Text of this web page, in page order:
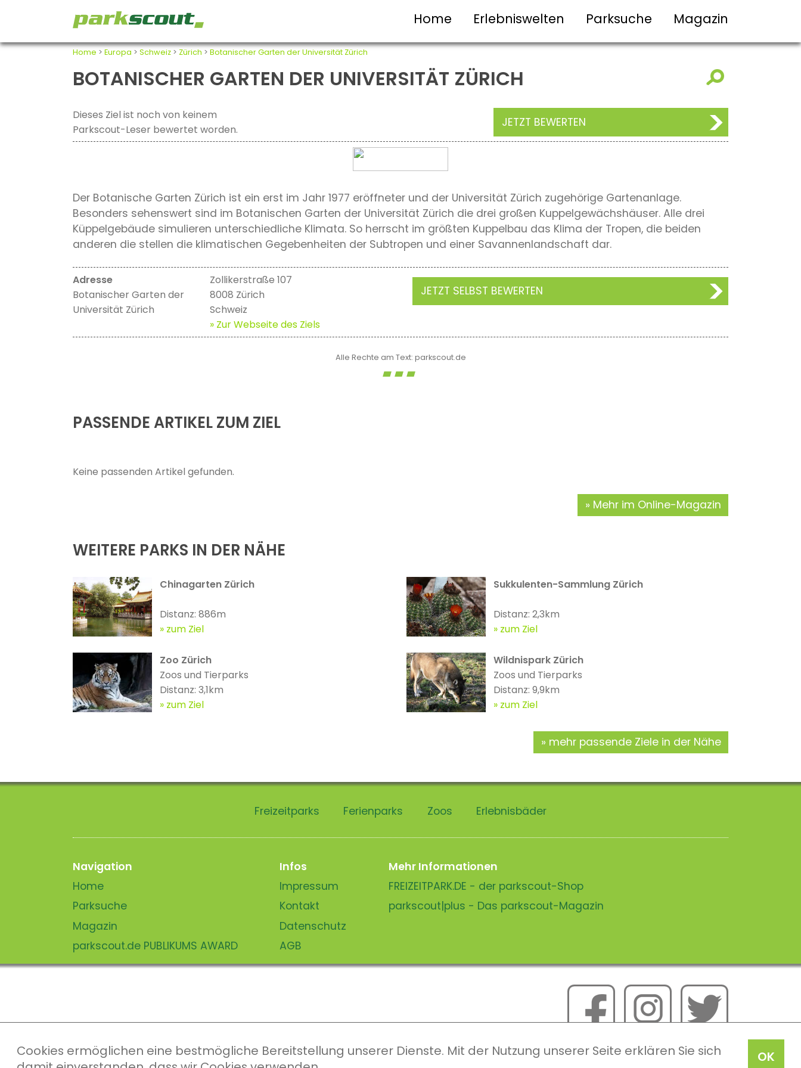
OK
Cookies ermöglichen eine bestmögliche Bereitstellung unserer Dienste. Mit der Nutzung unserer Seite erklären Sie sich
Home Erlebniswelten Parksuche Magazin
Home > Europa > Schweiz > Zürich > Botanischer Garten der Universität Zürich
BOTANISCHER GARTEN DER UNIVERSITÄT ZÜRICH
Dieses Ziel ist noch von keinem
Parkscout-Leser bewertet worden.
JETZT BEWERTEN
Der Botanische Garten Zürich ist ein erst im Jahr 1977 eröffneter und der Universität Zürich zugehörige Gartenanlage.
Besonders sehenswert sind im Botanischen Garten der Universität Zürich die drei großen Kuppelgewächshäuser. Alle drei
Küppelgebäude simulieren unterschiedliche Klimata. So herrscht im größten Kuppelbau das Klima der Tropen, die beiden
anderen die stellen die klimatischen Gegebenheiten der Subtropen und einer Savannenlandschaft dar.
Adresse
Botanischer Garten der
Universität Zürich
Zollikerstraße 107
8008 Zürich
Schweiz
» Zur Webseite des Ziels
JETZT SELBST BEWERTEN
Alle Rechte am Text: parkscout.de
PASSENDE ARTIKEL ZUM ZIEL
Keine passenden Artikel gefunden.
Mehr im Online-Magazin
WEITERE PARKS IN DER NÄHE
Chinagarten Zürich
Distanz: 886m
zum Ziel
Sukkulenten-Sammlung Zürich
Distanz: 2,3km
zum Ziel
Zoo Zürich
Zoos und Tierparks
Distanz: 3,1km
zum Ziel
Wildnispark Zürich
Zoos und Tierparks
Distanz: 9,9km
zum Ziel
mehr passende Ziele in der Nähe
Freizeitparks Ferienparks Zoos Erlebnisbäder
Navigation
Home
Parksuche
Magazin
parkscout.de PUBLIKUMS AWARD
Infos
Impressum
Kontakt
Datenschutz
AGB
Mehr Informationen
FREIZEITPARK.DE - der parkscout-Shop
parkscout|plus - Das parkscout-Magazin